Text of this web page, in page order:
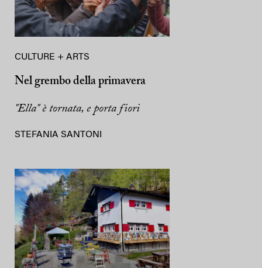
CULTURE + ARTS
Nel grembo della primavera
"Ella" è tornata, e porta fiori
STEFANIA SANTONI